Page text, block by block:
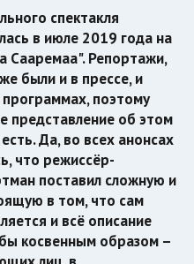
спектакля
в июле 2019 года на
Сааремаа". Репортажи,
были и в прессе, и
поэтому
об этом
Да, во всех анонсах
что режиссёр-
поставил сложную и
в том, что сам
и всё описание
косвенным образом –